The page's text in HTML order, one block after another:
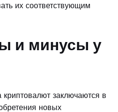
их соответствующим
и минусы у
заключаются в
новых